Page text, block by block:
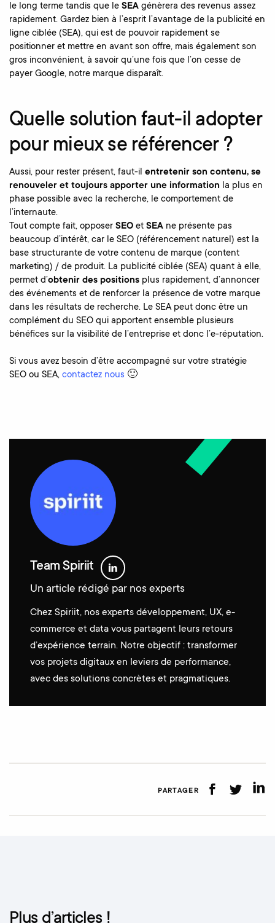
le long terme tandis que le SEA génèrera des revenus assez
rapidement. Gardez bien à l’esprit l’avantage de la publicité en
ligne ciblée (SEA), qui est de pouvoir rapidement se
positionner et mettre en avant son offre, mais également son
gros inconvénient, à savoir qu’une fois que l’on cesse de
payer Google, notre marque disparaît.
Quelle solution faut-il adopter
pour mieux se référencer ?
Aussi, pour rester présent, faut-il entretenir son contenu, se
renouveler et toujours apporter une information la plus en
phase possible avec la recherche, le comportement de
l’internaute.
Tout compte fait, opposer SEO et SEA ne présente pas
beaucoup d’intérêt, car le SEO (référencement naturel) est la
base structurante de votre contenu de marque (content
marketing) / de produit. La publicité ciblée (SEA) quant à elle,
permet d’obtenir des positions plus rapidement, d’annoncer
des événements et de renforcer la présence de votre marque
dans les résultats de recherche. Le SEA peut donc être un
complément du SEO qui apportent ensemble plusieurs
bénéfices sur la visibilité de l’entreprise et donc l’e-réputation.
Si vous avez besoin d’être accompagné sur votre stratégie
SEO ou SEA, contactez nous 🙂
Team Spiriit
Un article rédigé par nos experts
Chez Spiriit, nos experts développement, UX, e-
commerce et data vous partagent leurs retours
d’expérience terrain. Notre objectif : transformer
vos projets digitaux en leviers de performance,
avec des solutions concrètes et pragmatiques.
PARTAGER